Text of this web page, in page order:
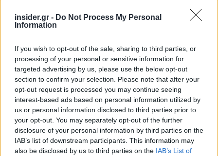
insider.gr - Do Not Process My Personal
Information
If you wish to opt-out of the sale, sharing to third parties, or
processing of your personal or sensitive information for
targeted advertising by us, please use the below opt-out
section to confirm your selection. Please note that after your
opt-out request is processed you may continue seeing
interest-based ads based on personal information utilized by
us or personal information disclosed to third parties prior to
your opt-out. You may separately opt-out of the further
disclosure of your personal information by third parties on the
IAB’s list of downstream participants. This information may
also be disclosed by us to third parties on the IAB’s List of
επιδότηση αφορά επιχειρήσεις στην Αττική, στη
Βοιωτία, στα Δωδεκάνησα, στην Εύβοια, στην
Σύσταση για τηλεργασία
Παράλληλα και προκειμένου να αποφευχθούν
προβλήματα στις μετακινήσεις των μισθωτών
λόγω της κακοκαιρίας, το υπουργείο συστήνει στις
επιχειρήσειςνα εφαρμόσουν την τηλεργασία
στο μέγιστο δυνατό βαθμό, προκειμένου να
εξασφαλίσουν την υγεία και την ασφάλεια των